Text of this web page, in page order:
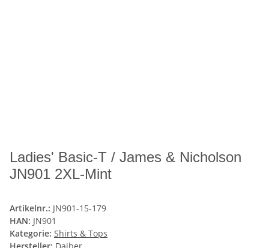
Ladies' Basic-T / James & Nicholson
JN901 2XL-Mint
Artikelnr.: JN901-15-179
HAN: JN901
Kategorie: Shirts & Tops